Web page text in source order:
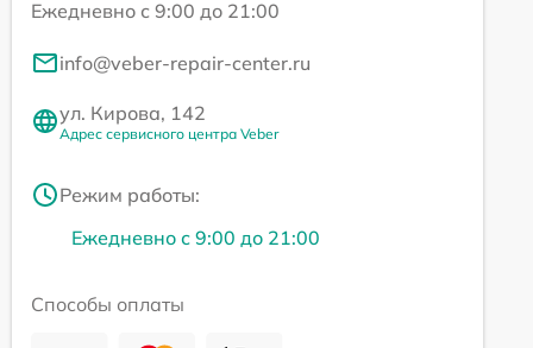
Ежедневно с 9:00 до 21:00
info@veber-repair-center.ru
ул. Кирова, 142
Адрес сервисного центра Veber
Режим работы:
Ежедневно с 9:00 до 21:00
Способы оплаты